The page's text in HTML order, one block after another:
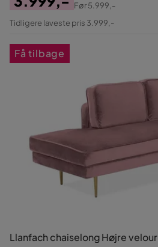
Pris
Original
Før5.999,-
Tidligere laveste pris 3.999,-
Llanfach chaiselong Højre velour
Få tilbage